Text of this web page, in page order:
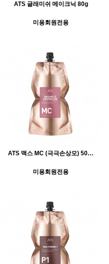
ATS 글래미쉬 메이크닉 80g
미용회원전용
ATS 맥스 MC (극극손상모) 50…
미용회원전용